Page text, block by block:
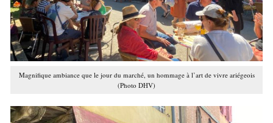
Magnifique ambiance que le jour du marché, un hommage à l’art de vivre ariégeois
(Photo DHV)